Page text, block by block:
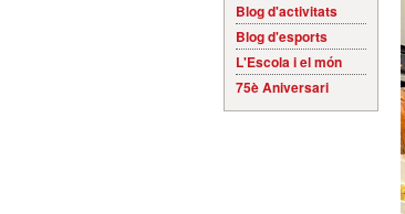
Blog d'activitats
Blog d'esports
L'Escola i el món
75è Aniversari